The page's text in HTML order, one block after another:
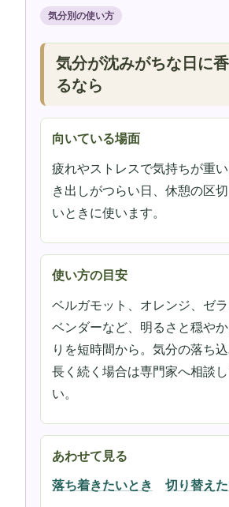
気分別の使い方
気分が沈みがちな日に
るなら
向いている場面
疲れやストレスで気持ちが重
き出しがつらい日、休憩の区
いときに使います。
使い方の目安
ベルガモット、オレンジ、ゼ
ベンダーなど、明るさと穏や
りを短時間から。気分の落ち込
長く続く場合は専門家へ相談
い。
あわせて見る
落ち着きたいとき 切り替え